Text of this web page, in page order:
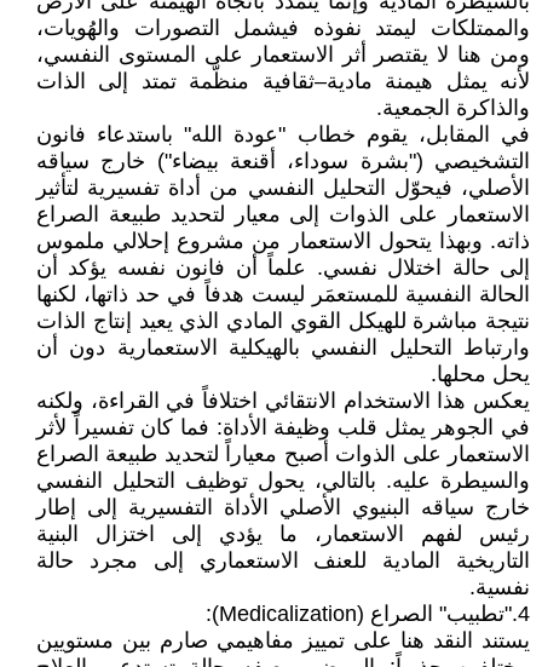
والممتلكات ليمتد نفوذه فيشمل التصورات والهُويات،
ومن هنا لا يقتصر أثر الاستعمار على المستوى النفسي،
لأنه يمثل هيمنة مادية–ثقافية منظّمة تمتد إلى الذات
والذاكرة الجمعية.
في المقابل، يقوم خطاب "عودة الله" باستدعاء فانون
التشخيصي ("بشرة سوداء، أقنعة بيضاء") خارج سياقه
الأصلي، فيحوّل التحليل النفسي من أداة تفسيرية لتأثير
الاستعمار على الذوات إلى معيار لتحديد طبيعة الصراع
ذاته. وبهذا يتحول الاستعمار من مشروع إحلالي ملموس
إلى حالة اختلال نفسي. علماً أن فانون نفسه يؤكد أن
الحالة النفسية للمستعمَر ليست هدفاً في حد ذاتها، لكنها
نتيجة مباشرة للهيكل القوي المادي الذي يعيد إنتاج الذات
وارتباط التحليل النفسي بالهيكلية الاستعمارية دون أن
يحل محلها.
يعكس هذا الاستخدام الانتقائي اختلافاً في القراءة، ولكنه
في الجوهر يمثل قلب وظيفة الأداة: فما كان تفسيراً لأثر
الاستعمار على الذوات أصبح معياراً لتحديد طبيعة الصراع
والسيطرة عليه. بالتالي، يحول توظيف التحليل النفسي
خارج سياقه البنيوي الأصلي الأداة التفسيرية إلى إطار
رئيس لفهم الاستعمار، ما يؤدي إلى اختزال البنية
التاريخية المادية للعنف الاستعماري إلى مجرد حالة
نفسية.
4."تطبيب" الصراع (Medicalization):
يستند النقد هنا على تمييز مفاهيمي صارم بين مستويين